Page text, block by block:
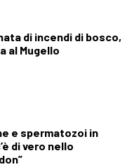
di incendi di bosco,
al Mugello
e spermatozoi in
di vero nello